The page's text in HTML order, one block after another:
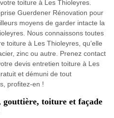
toiture à Les Thioleyres.
Guerdener Rénovation pour
moyens de garder intacte la
Nous connaissons toutes
toiture à Les Thioleyres, qu’elle
zinc ou autre. Prenez contact
devis entretien toiture à Les
et démuni de tout
profitez-en !
gouttière, toiture et façade